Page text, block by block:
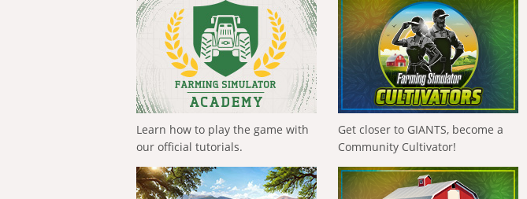
Learn how to play the game with
our official tutorials.
Get closer to GIANTS, become a
Community Cultivator!